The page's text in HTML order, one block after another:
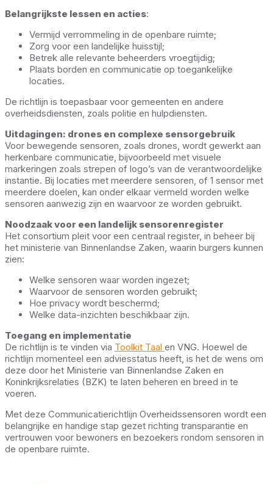
Belangrijkste lessen en acties:
Vermijd verrommeling in de openbare ruimte;
Zorg voor een landelijke huisstijl;
Betrek alle relevante beheerders vroegtijdig;
Plaats borden en communicatie op toegankelijke
locaties.
De richtlijn is toepasbaar voor gemeenten en andere
overheidsdiensten, zoals politie en hulpdiensten.
Uitdagingen: drones en complexe sensorgebruik
Voor bewegende sensoren, zoals drones, wordt gewerkt aan
herkenbare communicatie, bijvoorbeeld met visuele
markeringen zoals strepen of logo’s van de verantwoordelijke
instantie. Bij locaties met meerdere sensoren, of 1 sensor met
meerdere doelen, kan onder elkaar vermeld worden welke
sensoren aanwezig zijn en waarvoor ze worden gebruikt.
Noodzaak voor een landelijk sensorenregister
Het consortium pleit voor een centraal register, in beheer bij
het ministerie van Binnenlandse Zaken, waarin burgers kunnen
zien:
Welke sensoren waar worden ingezet;
Waarvoor de sensoren worden gebruikt;
Hoe privacy wordt beschermd;
Welke data-inzichten beschikbaar zijn.
Toegang en implementatie
De richtlijn is te vinden via Toolkit Taal en VNG. Hoewel de
richtlijn momenteel een adviesstatus heeft, is het de wens om
deze door het Ministerie van Binnenlandse Zaken en
Koninkrijksrelaties (BZK) te laten beheren en breed in te
voeren.
Met deze Communicatierichtlijn Overheidssensoren wordt een
belangrijke en handige stap gezet richting transparantie en
vertrouwen voor bewoners en bezoekers rondom sensoren in
de openbare ruimte.